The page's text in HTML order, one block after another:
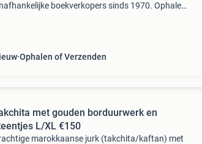
boekverkopers sinds 1970. Ophalen
Ophalen of Verzenden
met gouden borduurwerk en
L/XL €150
marokkaanse jurk (takchita/kaftan) met